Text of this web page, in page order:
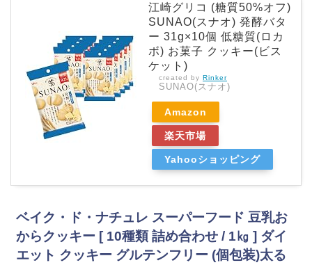
江崎グリコ (糖質50%オフ)
SUNAO(スナオ) 発酵バタ
ー 31g×10個 低糖質(ロカ
ボ) お菓子 クッキー(ビス
ケット)
created by Rinker
SUNAO(スナオ)
Amazon
楽天市場
Yahooショッピング
ベイク・ド・ナチュレ スーパーフード 豆乳お
からクッキー [ 10種類 詰め合わせ / 1㎏ ] ダイ
エット クッキー グルテンフリー (個包装)太る